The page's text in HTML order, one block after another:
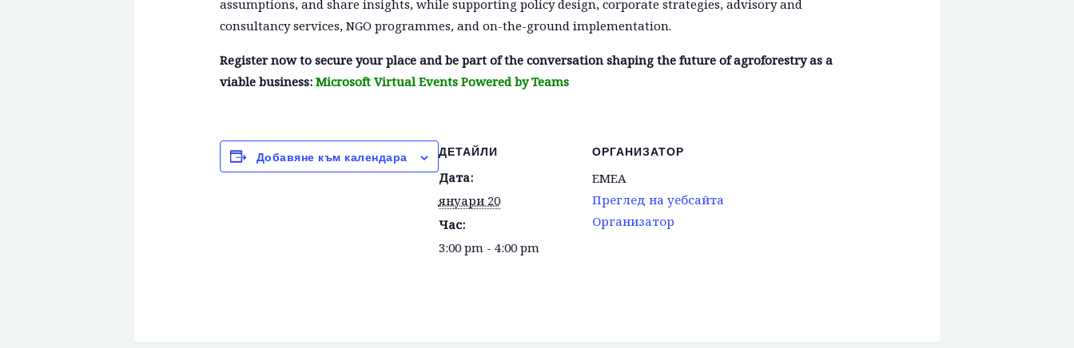
assumptions, and share insights, while supporting policy design, corporate strategies, advisory and
consultancy services, NGO programmes, and on-the-ground implementation.
Register now to secure your place and be part of the conversation shaping the future of agroforestry as a
viable business: Microsoft Virtual Events Powered by Teams
Добавяне към календара
ДЕТАЙЛИ
Дата:
януари 20
Час:
3:00 pm - 4:00 pm
ОРГАНИЗАТОР
EMEA
Преглед на уебсайта
Организатор